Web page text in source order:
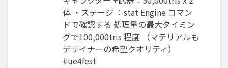
体 ・ステージ ：stat Engine コマン
ドで確認する 処理量の最大タイミン
グで100,000tris 程度 （マテリアルも
デザイナーの希望クオリティ）
#ue4fest